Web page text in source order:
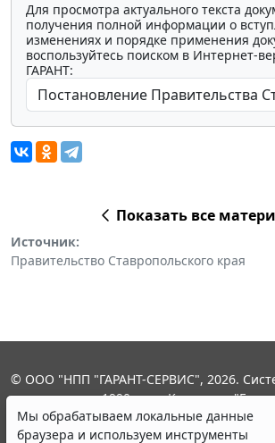
Для просмотра актуального текста
получения полной информации о
изменениях и порядке применения
воспользуйтесь поиском в Интернет-
ГАРАНТ:
Показать все
Источник:
Правительство Ставропольского края
Мы обрабатываем локальные данные
браузера и используем инструменты
© ООО "НПП "ГАРАНТ-СЕРВИС", 2026.
выпускается с 1990 года. Компания
являются участниками Российской
информации ГАРАНТ.